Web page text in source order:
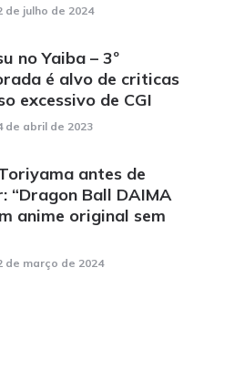
de julho de 2024
no Yaiba – 3º
é alvo de criticas
excessivo de CGI
de abril de 2023
antes de
“Dragon Ball DAIMA
anime original sem
de março de 2024